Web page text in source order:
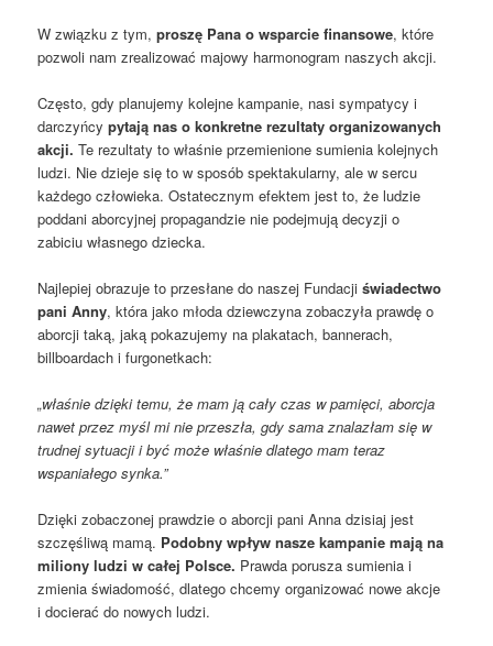
W związku z tym,proszę Pana o wsparcie finansowe, które
pozwoli nam zrealizować majowy harmonogram naszych akcji.
Często, gdy planujemy kolejne kampanie, nasi sympatycy i
darczyńcypytają nas o konkretne rezultaty organizowanych
akcji.Te rezultaty to właśnie przemienione sumienia kolejnych
ludzi. Nie dzieje się to w sposób spektakularny, ale w sercu
każdego człowieka. Ostatecznym efektem jest to, że ludzie
poddani aborcyjnej propagandzie nie podejmują decyzji o
zabiciu własnego dziecka.
Najlepiej obrazuje to przesłane do naszej Fundacjiświadectwo
pani Anny, która jako młoda dziewczyna zobaczyła prawdę o
aborcji taką, jaką pokazujemy na plakatach, bannerach,
billboardach i furgonetkach:
„właśnie dzięki temu, że mam ją cały czas w pamięci, aborcja
nawet przez myśl mi nie przeszła, gdy sama znalazłam się w
trudnej sytuacji i być może właśnie dlatego mam teraz
wspaniałego synka.”
Dzięki zobaczonej prawdzie o aborcji pani Anna dzisiaj jest
szczęśliwą mamą. Podobny wpływ nasze kampanie mają na
miliony ludzi w całej Polsce. Prawda porusza sumienia i
zmienia świadomość, dlatego chcemy organizować nowe akcje
i docierać do nowych ludzi.